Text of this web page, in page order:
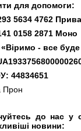
для допомоги:
5634 4762
0158 2871 Моно
- все
44834651
Прон
до нас у
новини: